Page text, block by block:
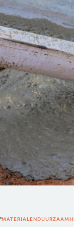
MATERIALEN